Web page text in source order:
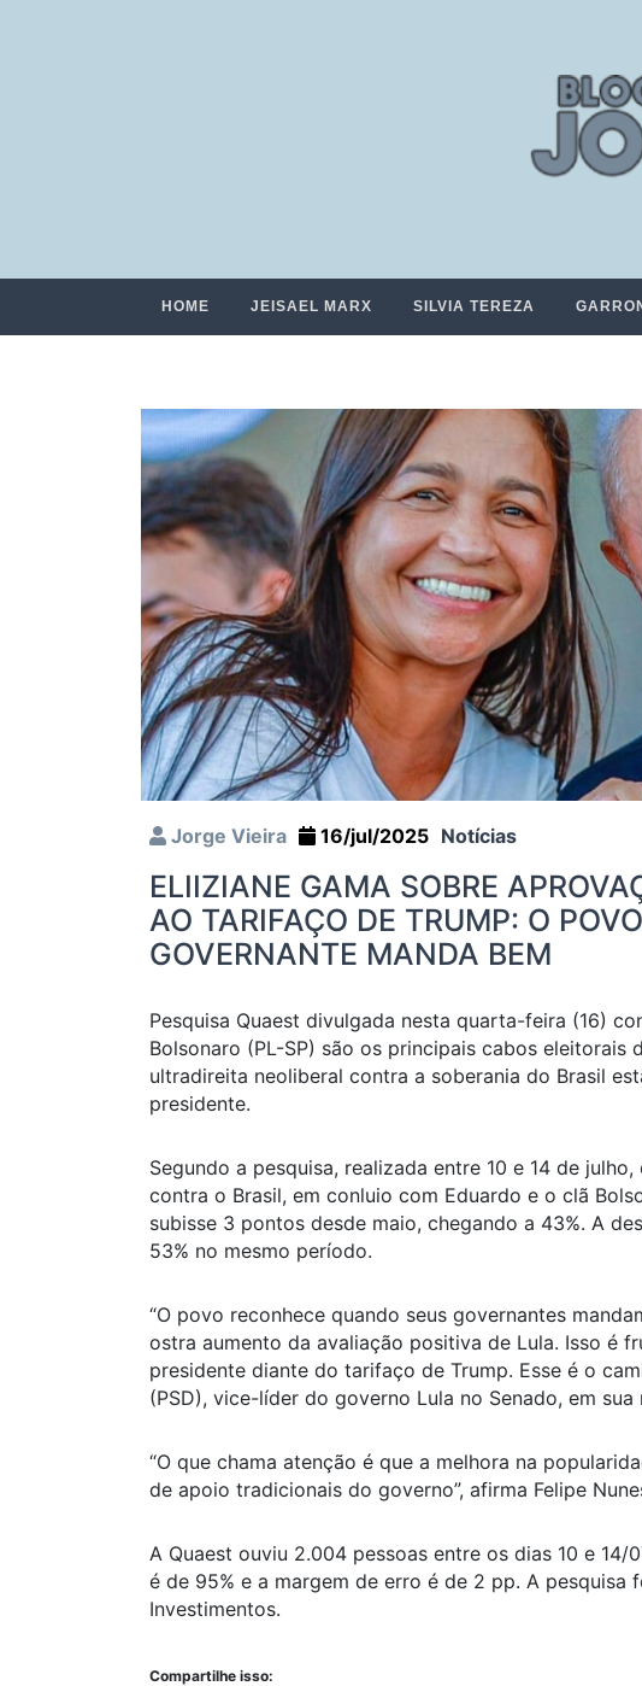
HOME JEISAEL MARX SILVIA TEREZA
Jorge Vieira 16/jul/2025 Notícias
ELIIZIANE GAMA SOBRE
AO TARIFAÇO DE TRUMP: O
GOVERNANTE MANDA BEM
Pesquisa Quaest divulgada nesta quarta-feira (16)
Bolsonaro (PL-SP) são os principais cabos eleitorais
ultradireita neoliberal contra a soberania do Brasil
presidente.
Segundo a pesquisa, realizada entre 10 e 14 de
contra o Brasil, em conluio com Eduardo e o clã
subisse 3 pontos desde maio, chegando a 43%. A
53% no mesmo período.
“O povo reconhece quando seus governantes
ostra aumento da avaliação positiva de Lula. Isso é
presidente diante do tarifaço de Trump. Esse é o
(PSD), vice-líder do governo Lula no Senado, em sua
“O que chama atenção é que a melhora na
de apoio tradicionais do governo”, afirma Felipe
A Quaest ouviu 2.004 pessoas entre os dias 10 e
é de 95% e a margem de erro é de 2 pp. A pesquisa
Investimentos.
Compartilhe isso: